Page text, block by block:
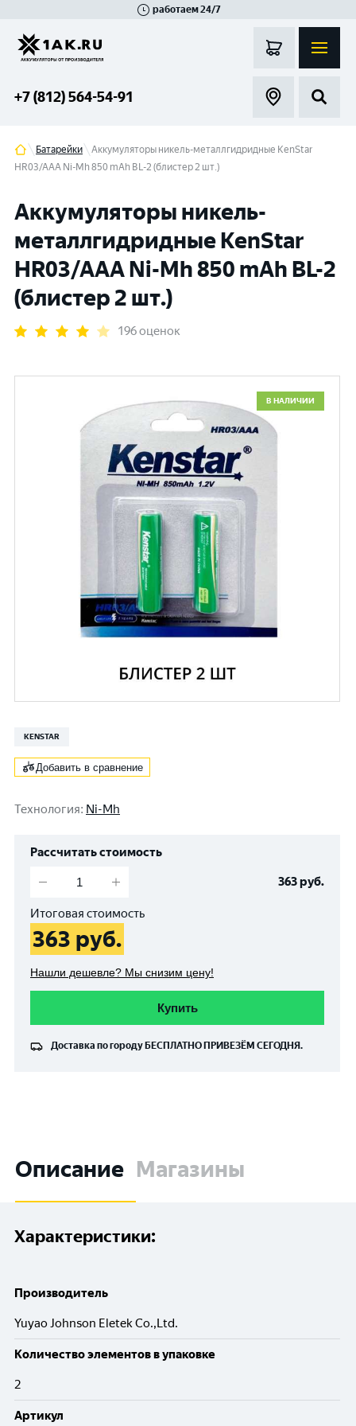
работаем 24/7
+7 (812) 564-54-91
Батарейки
Аккумуляторы никель-металлгидридные KenStar
HR03/AAA Ni-Mh 850 mAh BL-2 (блистер 2 шт.)
Аккумуляторы никель-
металлгидридные KenStar
HR03/AAA Ni-Mh 850 mAh BL-2
(блистер 2 шт.)
196 оценок
В НАЛИЧИИ
KENSTAR
Добавить в сравнение
Технология: Ni-Mh
Рассчитать стоимость
363руб.
Итоговая стоимость
363 руб.
Нашли дешевле? Мы снизим цену!
Купить
Доставка по городу БЕСПЛАТНО ПРИВЕЗЁМ СЕГОДНЯ.
Описание Магазины
Характеристики:
Производитель
Yuyao Johnson Eletek Co.,Ltd.
Количество элементов в упаковке
2
Артикул
Гатчина